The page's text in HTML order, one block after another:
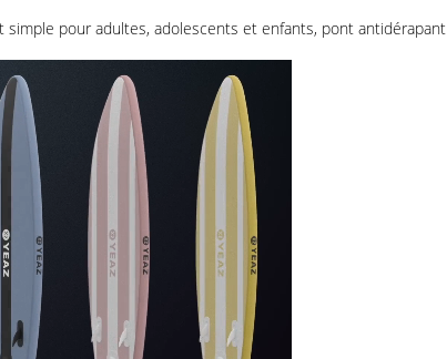
pour adultes, adolescents et enfants, pont antidérapant